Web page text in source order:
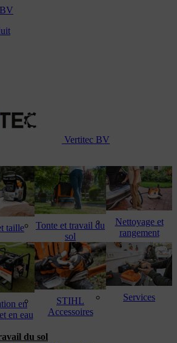
Vertitec BV
taille
Tonte et travail du
sol
Nettoyage et
rangement
en
en eau
STIHL
Accessoires
Services
du sol